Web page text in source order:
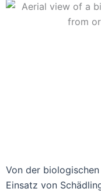
Von der
Einsatz von